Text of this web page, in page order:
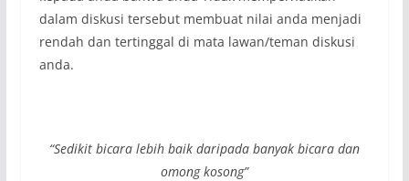
dalam diskusi tersebut membuat nilai anda menjadi
rendah dan tertinggal di mata lawan/teman diskusi
anda.
“Sedikit bicara lebih baik daripada banyak bicara dan
omong kosong”